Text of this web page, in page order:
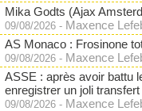
Mika Godts (Ajax
09/08/2026 - Maxence
AS Monaco : Frosinone
09/08/2026 - Maxence
ASSE : après avoir battu
enregistrer un joli transfert
09/08/2026 - Maxence